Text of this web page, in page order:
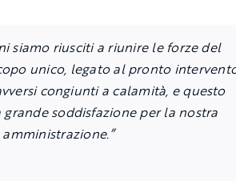
siamo riusciti a riunire le forze del
unico, legato al pronto
congiunti a calamità, e questo
soddisfazione per la nostra
amministrazione.”